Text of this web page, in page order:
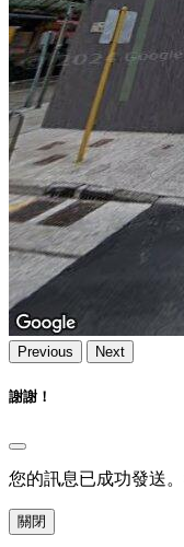
Previous Next
謝謝！
您的訊息已成功發送
關閉